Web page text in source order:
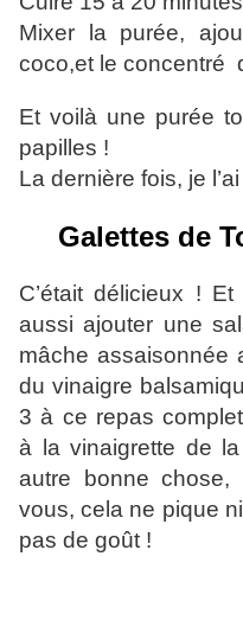
Mixer la purée,
coco,et le concentré
Et voilà une purée
papilles !
La dernière fois, je
Galettes de
C’était délicieux !
aussi ajouter une
mâche assaisonnée
du vinaigre
3 à ce repas
à la vinaigrette de
autre bonne chose,
vous, cela ne pique
pas de goût !